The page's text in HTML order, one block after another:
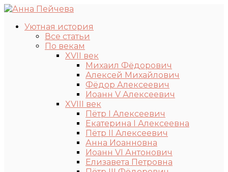
Уютная история
Все статьи
По векам
XVII век
Михаил Фёдорович
Алексей Михайлович
Фёдор Алексеевич
Иоанн V Алексеевич
XVIII век
Пётр I Алексеевич
Екатерина I Алексеевна
Пётр II Алексеевич
Анна Иоанновна
Иоанн VI Антонович
Елизавета Петровна